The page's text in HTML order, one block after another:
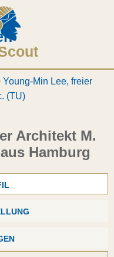
Young-Min Lee, freier
(TU)
Architekt M.
Hamburg